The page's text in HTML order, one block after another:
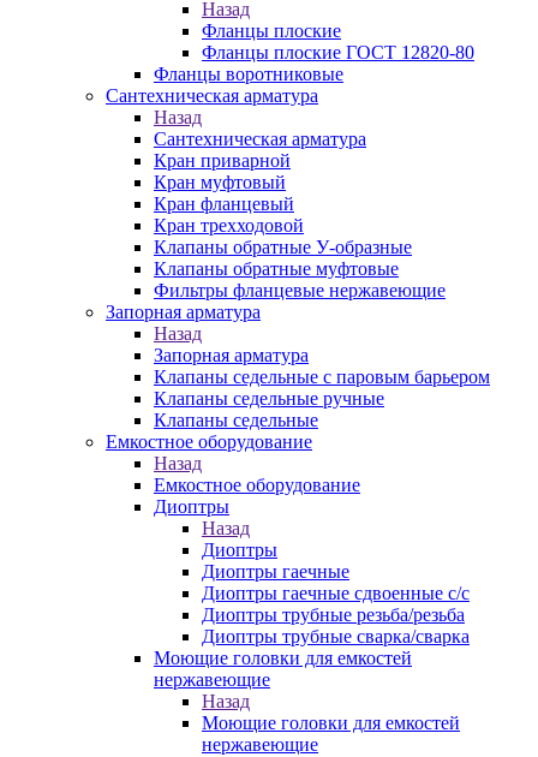
Назад
Фланцы плоские
Фланцы плоские ГОСТ 12820-80
Фланцы воротниковые
Сантехническая арматура
Назад
Сантехническая арматура
Кран приварной
Кран муфтовый
Кран фланцевый
Кран трехходовой
Клапаны обратные У-образные
Клапаны обратные муфтовые
Фильтры фланцевые нержавеющие
Запорная арматура
Назад
Запорная арматура
Клапаны седельные с паровым барьером
Клапаны седельные ручные
Клапаны седельные
Емкостное оборудование
Назад
Емкостное оборудование
Диоптры
Назад
Диоптры
Диоптры гаечные
Диоптры гаечные сдвоенные c/c
Диоптры трубные резьба/резьба
Диоптры трубные сварка/сварка
Моющие головки для емкостей
нержавеющие
Назад
Моющие головки для емкостей
нержавеющие